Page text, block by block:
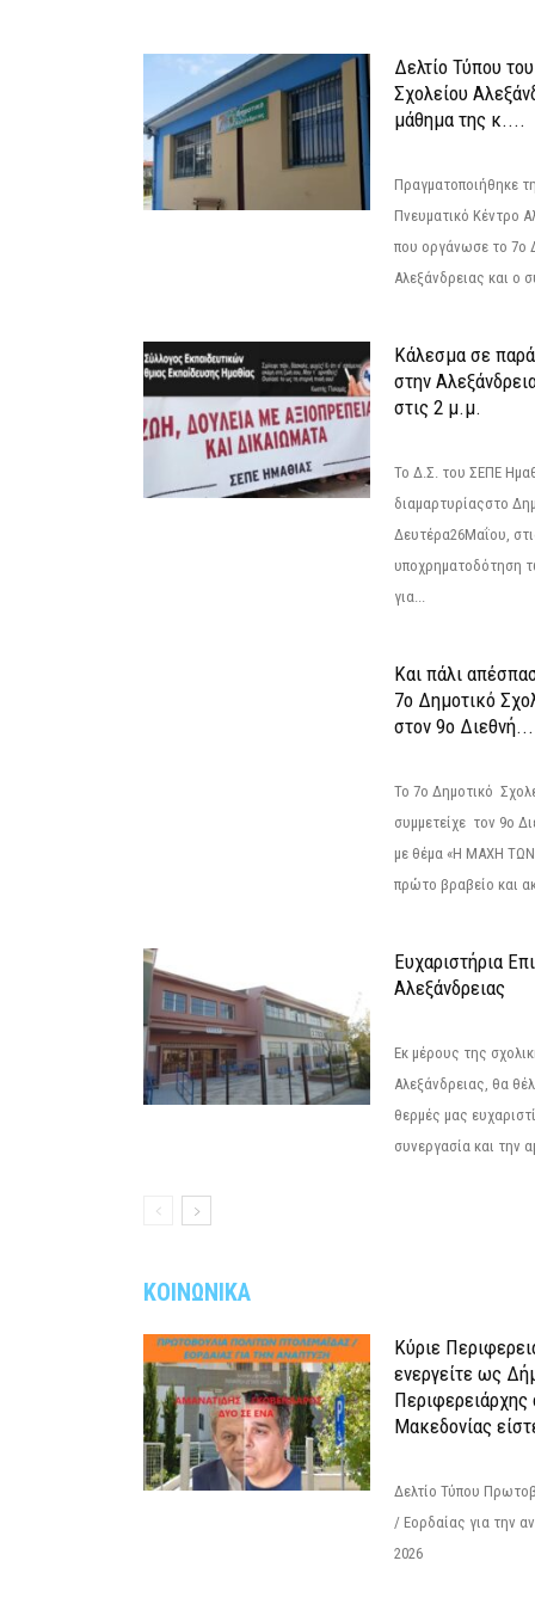
Δελτίο Τύπου
Σχολείου
μάθημα της κ....
Πραγματοποιήθηκε
Πνευματικό Κέντρο
που οργάνωσε το 7ο
Αλεξάνδρειας και ο
Κάλεσμα σε
στην
στις 2 μ.μ.
Το Δ.Σ. του ΣΕΠΕ
διαμαρτυρίαςστο
Δευτέρα26Μαΐου,
υποχρηματοδότηση
για...
Και πάλι
7ο Δημοτικό
στον 9ο Διεθνή...
Το 7ο Δημοτικό
συμμετείχε τον 9ο
με θέμα «Η ΜΑΧΗ
πρώτο βραβείο και
Ευχαριστήρια
Αλεξάνδρειας
Εκ μέρους της
Αλεξάνδρειας, θα
θερμές μας
συνεργασία και την
ΚΟΙΝΩΝΙΚΑ
Κύριε
ενεργείτε ως
Περιφερειάρχης
Μακεδονίας
Δελτίο Τύπου
/ Εορδαίας για την
2026